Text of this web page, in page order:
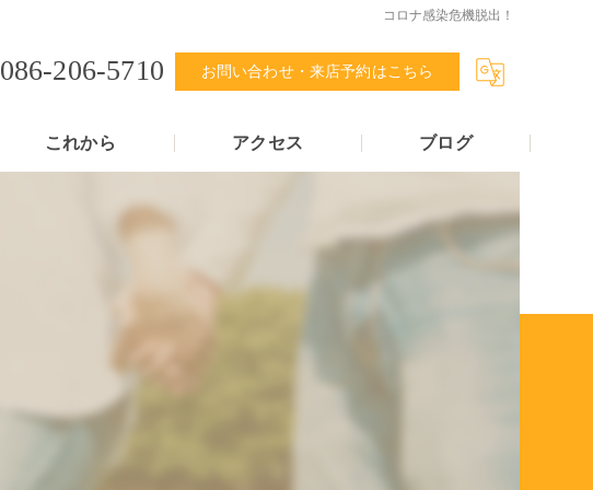
コロナ感染危機脱出！
086-206-5710 お問い合わせ・来店予約はこちら
これから アクセス ブログ